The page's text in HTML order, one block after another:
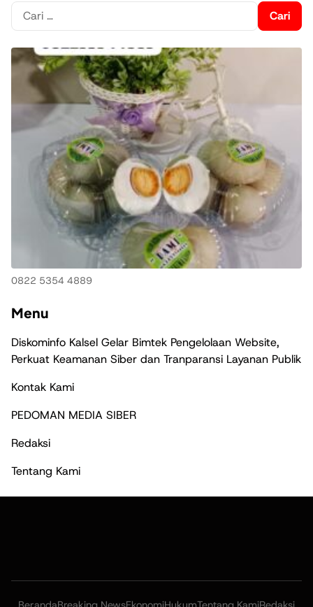
Cari
untuk:
0822 5354 4889
Menu
Diskominfo Kalsel Gelar Bimtek Pengelolaan Website,
Perkuat Keamanan Siber dan Tranparansi Layanan Publik
Kontak Kami
PEDOMAN MEDIA SIBER
Redaksi
Tentang Kami